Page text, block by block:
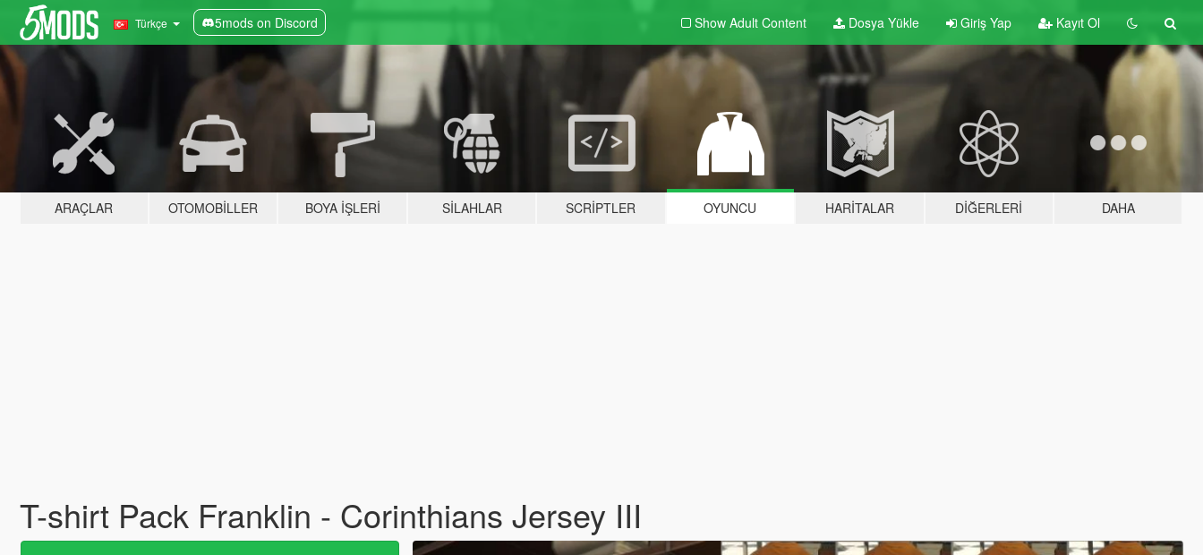
Türkçe 5mods on Discord Show Adult Content Dosya Yükle Giriş Yap Kayıt Ol
ARAÇLAR OTOMOBILLER BOYA İŞLERI SILAHLAR SCRIPTLER OYUNCU HARITALAR DIĞERLERI DAHA
T-shirt Pack Franklin - Corinthians Jersey III